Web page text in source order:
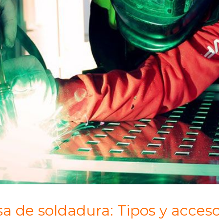
de soldadura: Tipos y